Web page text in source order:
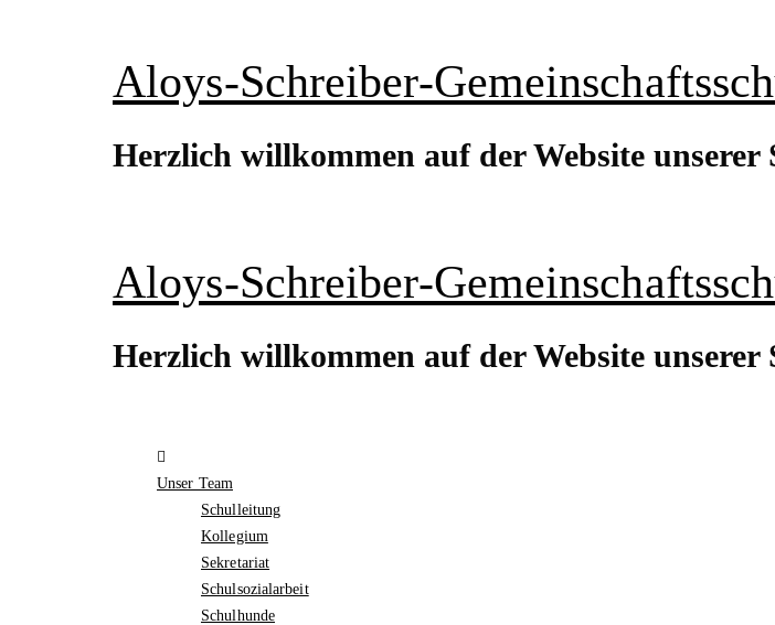
Aloys-Schreiber-
Herzlich willkommen auf der Website unserer
Aloys-Schreiber-
Herzlich willkommen auf der Website unserer
Unser Team
Schulleitung
Kollegium
Sekretariat
Schulsozialarbeit
Schulhunde